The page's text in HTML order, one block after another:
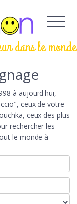
dans le monde
à aujourd'hui,
ceux de votre
ceux des plus
rechercher les
le monde à